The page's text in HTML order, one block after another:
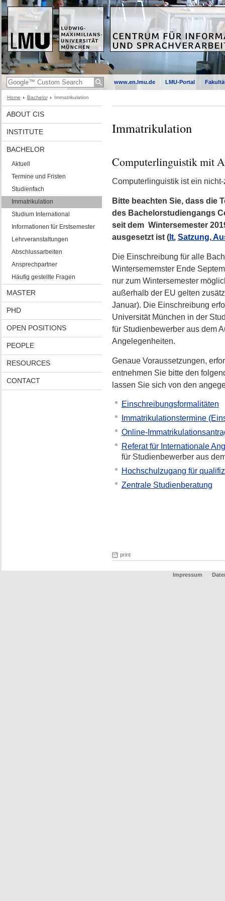
www.en.lmu.de LMU-Portal
Home Bachelor Immatrikulation
ABOUT CIS
INSTITUTE
BACHELOR
Aktuell
Termine und Fristen
Studienfach
Immatrikulation
Studium International
Informationen für Erstsemester
Lehrveranstaltungen
Abschlussarbeiten
Ansprechpartner
Häufig gestellte Fragen
MASTER
PHD
OPEN POSITIONS
PEOPLE
RESOURCES
CONTACT
Immatrikulation
Computerlinguistik mit
Computerlinguistik ist ein
Bitte beachten Sie, dass die
des Bachelorstudiengangs
seit dem Wintersemester
ausgesetzt ist (lt. Satzung,
Die Einschreibung für alle
Wintersememster Ende
nur zum Wintersemester
außerhalb der EU gelten
Januar). Die Einschreibung
Universität München in der
für Studienbewerber aus dem
Angelegenheiten.
Genaue Voraussetzungen,
entnehmen Sie bitte den
lassen Sie sich von den
Einschreibungsformalitäten
Immatrikulationstermine
Online-
Referat für Internationale
für Studienbewerber aus
Hochschulzugang für
Zentrale Studienberatung
print
Impressum